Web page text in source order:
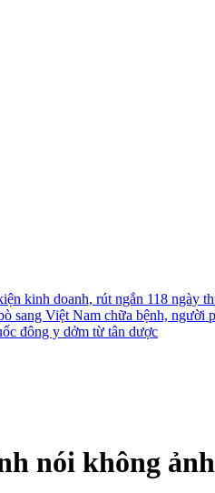
kinh doanh, rút ngắn 118 ngày
sang Việt Nam chữa bệnh, người
đông y dởm từ tân dược
nói không